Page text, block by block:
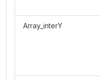
Array_interY